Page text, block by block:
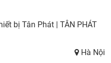
bị Tân Phát | TÂN PHÁT
Hà Nội